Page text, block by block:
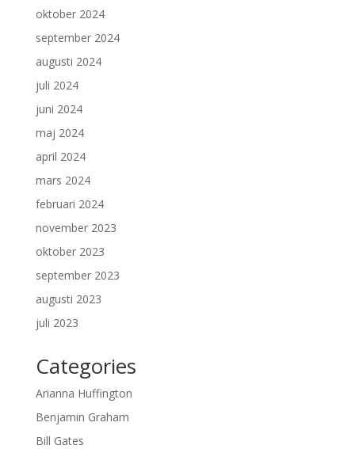
oktober 2024
september 2024
augusti 2024
juli 2024
juni 2024
maj 2024
april 2024
mars 2024
februari 2024
november 2023
oktober 2023
september 2023
augusti 2023
juli 2023
Categories
Arianna Huffington
Benjamin Graham
Bill Gates